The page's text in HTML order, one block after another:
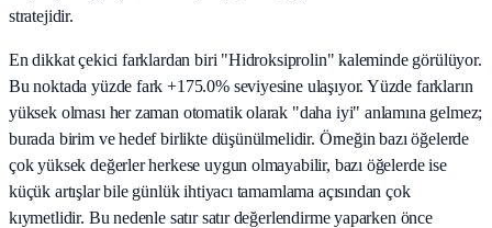
stratejidir.
En dikkat çekici farklardan biri "Hidroksiprolin" kaleminde görülüyor.
Bu noktada yüzde fark +175.0% seviyesine ulaşıyor. Yüzde farkların
yüksek olması her zaman otomatik olarak "daha iyi" anlamına gelmez;
burada birim ve hedef birlikte düşünülmelidir. Örneğin bazı öğelerde
çok yüksek değerler herkese uygun olmayabilir, bazı öğelerde ise
küçük artışlar bile günlük ihtiyacı tamamlama açısından çok
kıymetlidir. Bu nedenle satır satır değerlendirme yaparken önce